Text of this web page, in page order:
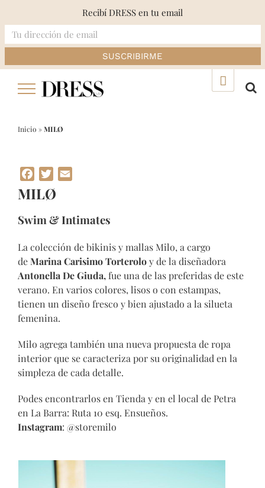
Inicio »MILØ
Facebook
Twitter
MILØ
Swim & Intimates
La colección de bikinis y mallas Milo, a cargo
deMarina Carisimo Torteroloy de la diseñadora
Antonella De Giuda,fue una de las preferidas de este
verano. En varios colores, lisos o con estampas,
tienen un diseño fresco y bien ajustado a la silueta
femenina.
Milo agrega también una nueva propuesta de ropa
interior que se caracteriza por su originalidad en la
simpleza de cada detalle.
Podes encontrarlos en Tienda y en el local de Petra
en La Barra: Ruta 10 esq. Ensueños.
Instagram: @storemilo
Recibí DRESS en tu email